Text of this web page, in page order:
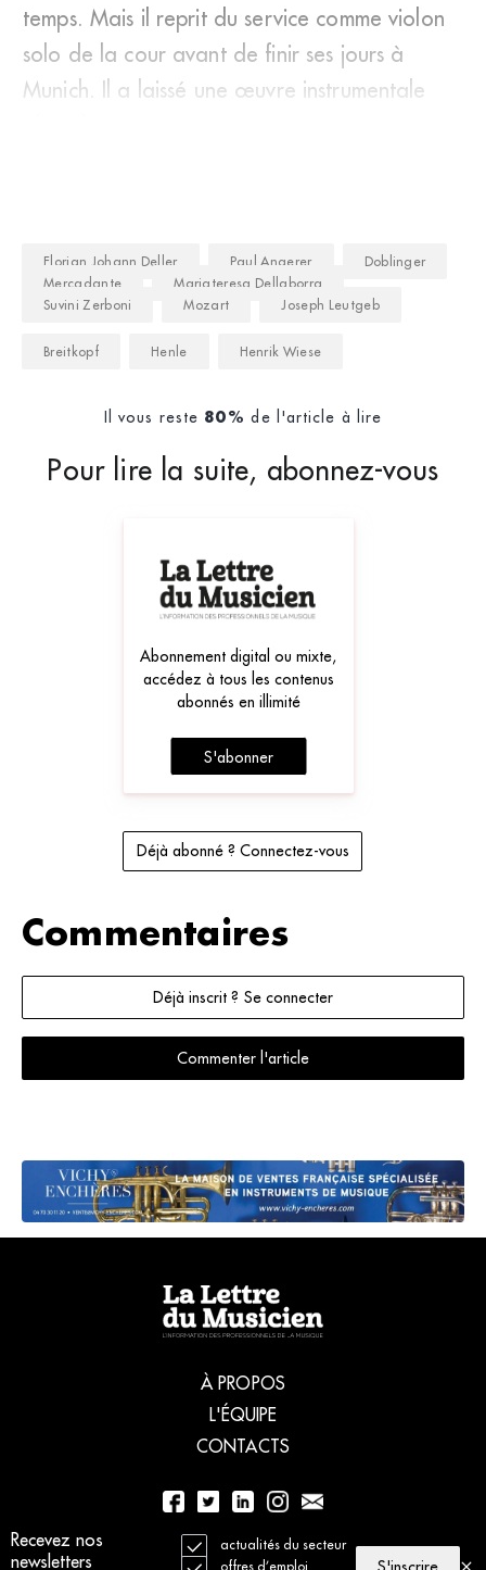
Recevez nos
newsletters
actualités du secteur
offres d’emploi
temps. Mais il reprit du service comme violon
solo de la cour avant de finir ses jours à
Munich. Il a laissé une œuvre instrumentale
Florian Johann Deller Paul Angerer
Doblinger
Mercadante
Mariateresa Dellaborra
Suvini Zerboni
Mozart Joseph Leutgeb
Breitkopf Henle Henrik Wiese
Il vous reste 80% de l'article à lire
Pour lire la suite, abonnez-vous
Abonnement digital ou mixte,
accédez à tous les contenus
abonnés en illimité
S'abonner
Déjà abonné ? Connectez-vous
Commentaires
Déjà inscrit ? Se connecter
Commenter l'article
À PROPOS
L'ÉQUIPE
CONTACTS
01 56 77 04 00